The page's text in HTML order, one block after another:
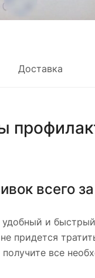
Доставка
всего
и
придется
все